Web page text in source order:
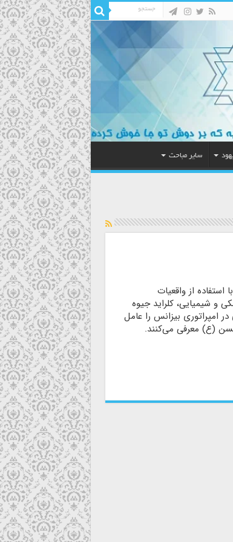
سایر مباحث
استفاده از واقعیات
و شیمیایی، کلراید جیوه
امپراتوری بیزانس را عامل
(ع) معرفی می‌کنند.